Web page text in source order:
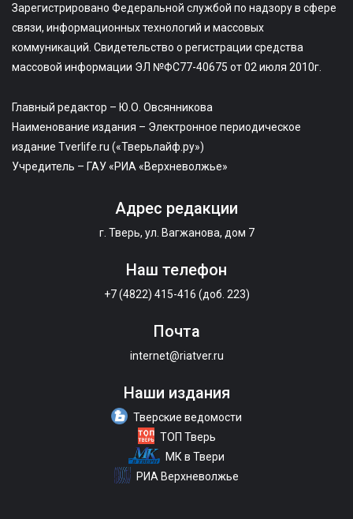
Зарегистрировано Федеральной службой по надзору в сфере
связи, информационных технологий и массовых
коммуникаций. Свидетельство о регистрации средства
массовой информации ЭЛ №ФС77-40675 от 02 июля 2010г.
Главный редактор – Ю.О. Овсянникова
Наименование издания – Электронное периодическое
издание Tverlife.ru («Тверьлайф.ру»)
Учредитель – ГАУ «РИА «Верхневолжье»
Адрес редакции
г. Тверь, ул. Вагжанова, дом 7
Наш телефон
+7 (4822) 415-416 (доб. 223)
Почта
internet@riatver.ru
Наши издания
Тверские ведомости
ТОП Тверь
МК в Твери
РИА Верхневолжье